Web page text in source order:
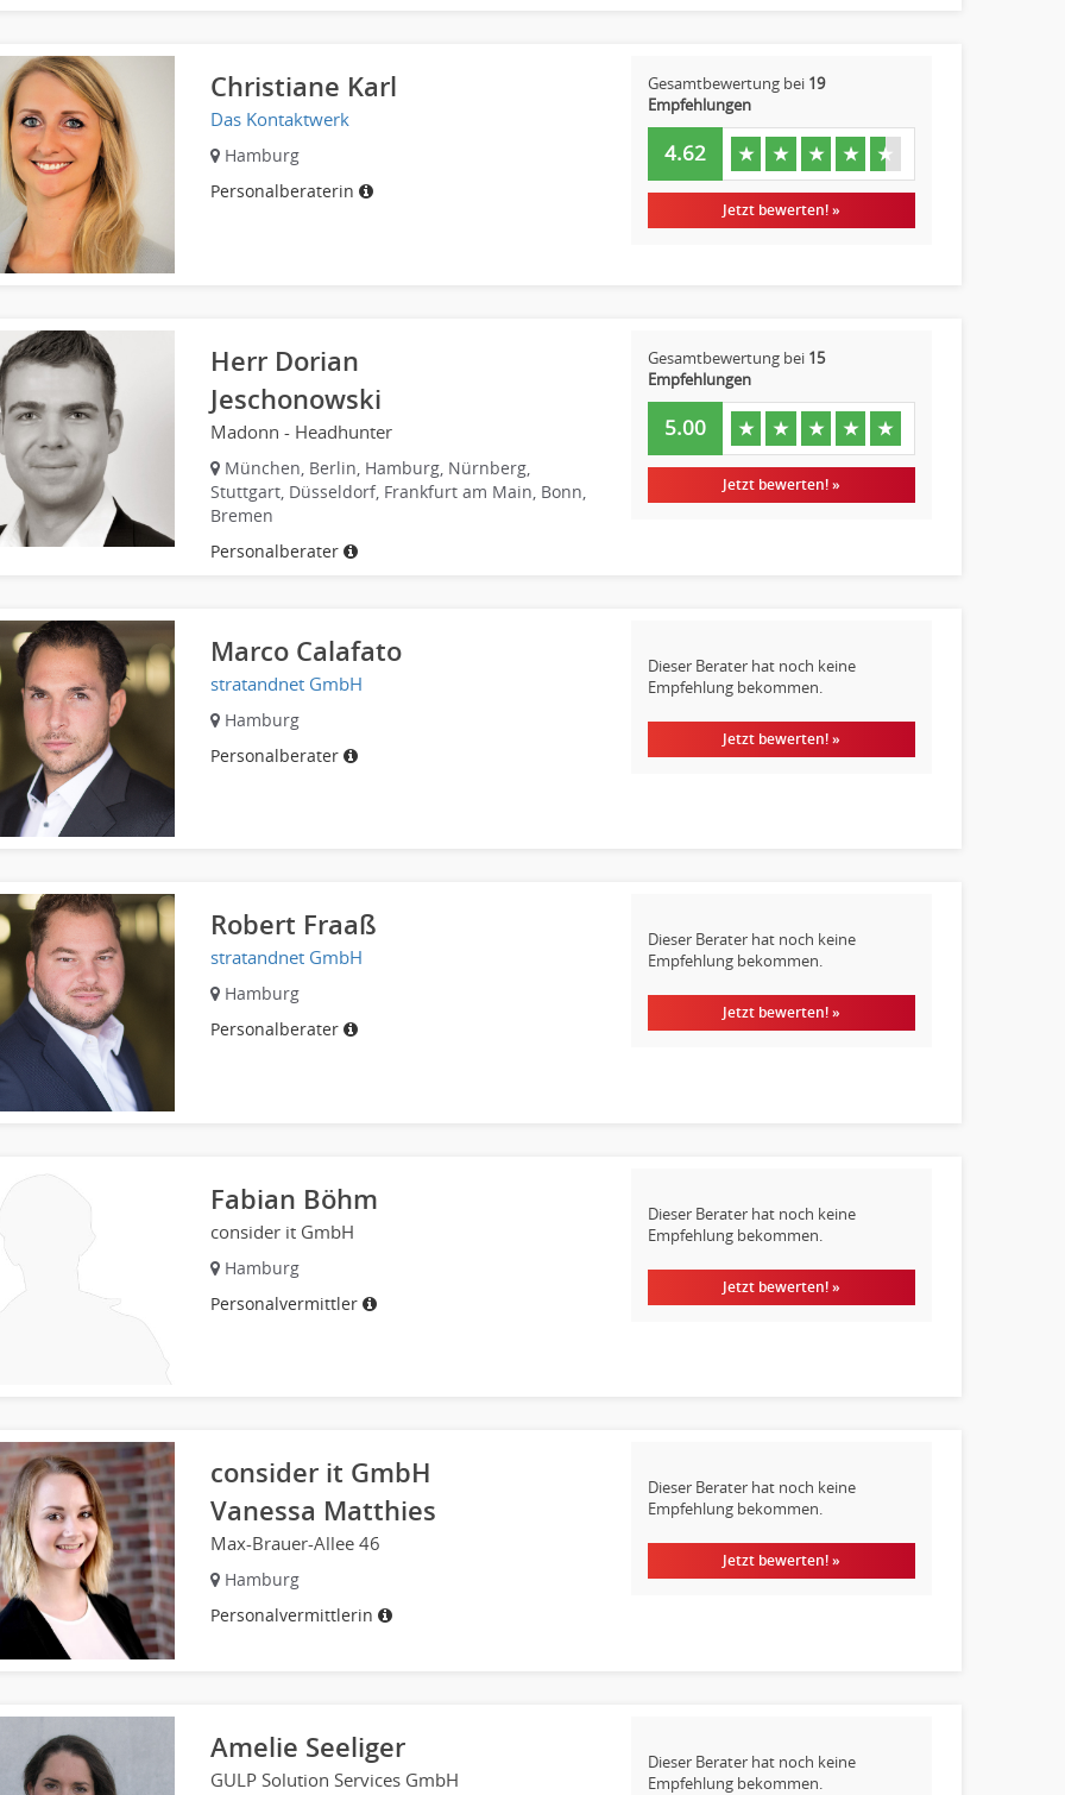
Christiane Karl
Das Kontaktwerk
Hamburg
Personalberaterin
Gesamtbewertung bei 19
Empfehlungen
4.62 ★ ★ ★ ★ ★
Jetzt bewerten! »
Herr Dorian
Jeschonowski
Madonn - Headhunter
München, Berlin, Hamburg, Nürnberg,
Stuttgart, Düsseldorf, Frankfurt am Main, Bonn,
Bremen
Personalberater
Gesamtbewertung bei 15
Empfehlungen
5.00 ★ ★ ★ ★ ★
Jetzt bewerten! »
Marco Calafato
stratandnet GmbH
Hamburg
Personalberater
Dieser Berater hat noch keine
Empfehlung bekommen.
Jetzt bewerten! »
Robert Fraaß
stratandnet GmbH
Hamburg
Personalberater
Dieser Berater hat noch keine
Empfehlung bekommen.
Jetzt bewerten! »
Fabian Böhm
consider it GmbH
Hamburg
Personalvermittler
Dieser Berater hat noch keine
Empfehlung bekommen.
Jetzt bewerten! »
consider it GmbH
Vanessa Matthies
Max-Brauer-Allee 46
Hamburg
Personalvermittlerin
Dieser Berater hat noch keine
Empfehlung bekommen.
Jetzt bewerten! »
Amelie Seeliger
GULP Solution Services GmbH
Dieser Berater hat noch keine
Empfehlung bekommen.